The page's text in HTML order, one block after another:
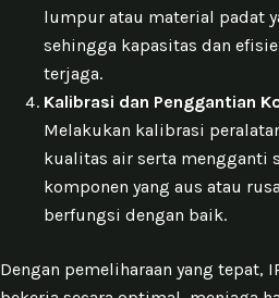
lumpur atau material padat
sehingga kapasitas dan
terjaga.
Kalibrasi dan Penggantian
Melakukan kalibrasi
kualitas air serta mengganti
komponen yang aus atau
berfungsi dengan baik.
Dengan pemeliharaan yang tepat,